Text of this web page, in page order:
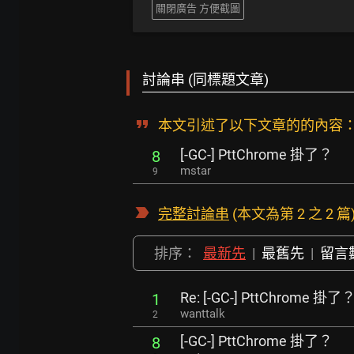
關閉廣告 方便截圖
討論串 (同標題文章)
本文引述了以下文章的的內容：
8
9
[-GC-] PttChrome 掛了？
mstar
完整討論串 (本文為第 2 之 2 篇)
排序： 最新先 | 最舊先 | 留言
1
2
Re: [-GC-] PttChrome 掛了？
wanttalk
8 [-GC-] PttChrome 掛了？